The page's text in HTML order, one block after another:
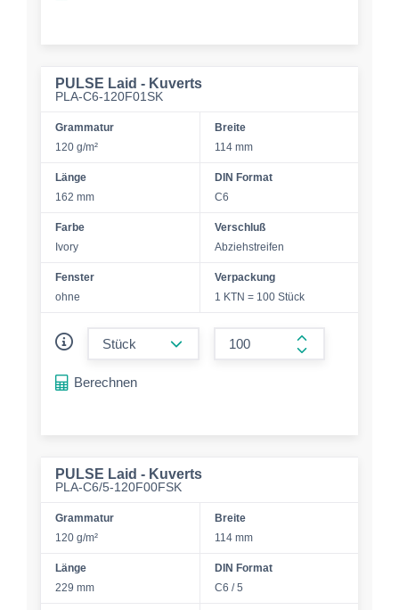
PULSE Laid - Kuverts
PLA-C6-120F01SK
Grammatur
120 g/m²
Breite
114 mm
Länge
162 mm
DIN Format
C6
Farbe
Ivory
Verschluß
Abziehstreifen
Fenster
ohne
Verpackung
1 KTN = 100 Stück
form.increase-
Berechnen
PULSE Laid - Kuverts
PLA-C6/5-120F00FSK
Grammatur
120 g/m²
Breite
114 mm
Länge
229 mm
DIN Format
C6 / 5